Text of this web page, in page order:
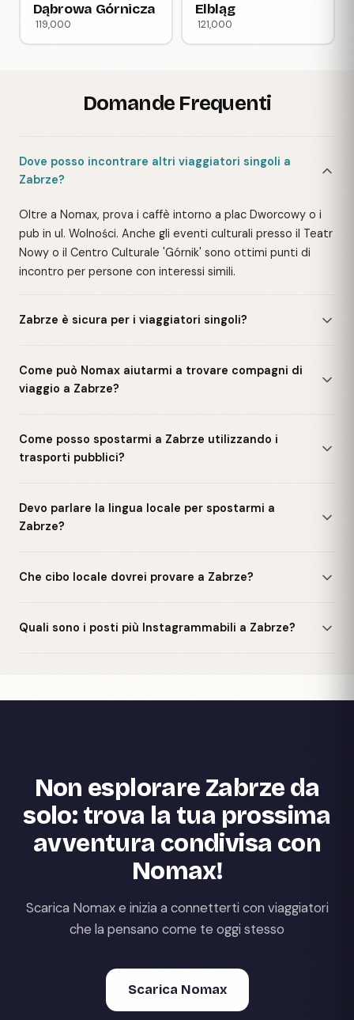
Dąbrowa Górnicza
119,000
Elbląg
121,000
Domande Frequenti
Dove posso incontrare altri viaggiatori singoli a
Zabrze?
Oltre a Nomax, prova i caffè intorno a plac Dworcowy o i
pub in ul. Wolności. Anche gli eventi culturali presso il Teatr
Nowy o il Centro Culturale 'Górnik' sono ottimi punti di
incontro per persone con interessi simili.
Zabrze è sicura per i viaggiatori singoli?
Come può Nomax aiutarmi a trovare compagni di
viaggio a Zabrze?
Come posso spostarmi a Zabrze utilizzando i
trasporti pubblici?
Devo parlare la lingua locale per spostarmi a
Zabrze?
Che cibo locale dovrei provare a Zabrze?
Quali sono i posti più Instagrammabili a Zabrze?
Non esplorare Zabrze da
solo: trova la tua prossima
avventura condivisa con
Nomax!
Scarica Nomax e inizia a connetterti con viaggiatori
che la pensano come te oggi stesso
Scarica Nomax